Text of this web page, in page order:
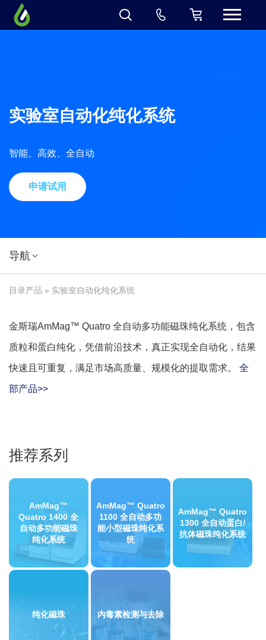
实验室自动化纯化系统
智能、高效、全自动
申请试用
导航
目录产品 » 实验室自动化纯化系统
金斯瑞AmMag™ Quatro 全自动多功能磁珠纯化系统，包含
质粒和蛋白纯化，凭借前沿技术，真正实现全自动化，结果
快速且可重复，满足市场高质量、规模化的提取需求。 全
部产品>>
推荐系列
AmMag™
Quatro 1400 全
自动多功能磁珠
纯化系统
AmMag™ Quatro
1100 全自动多功
能小型磁珠纯化系
统
AmMag™ Quatro
1300 全自动蛋白/
抗体磁珠纯化系统
纯化磁珠 内毒素检测与去除